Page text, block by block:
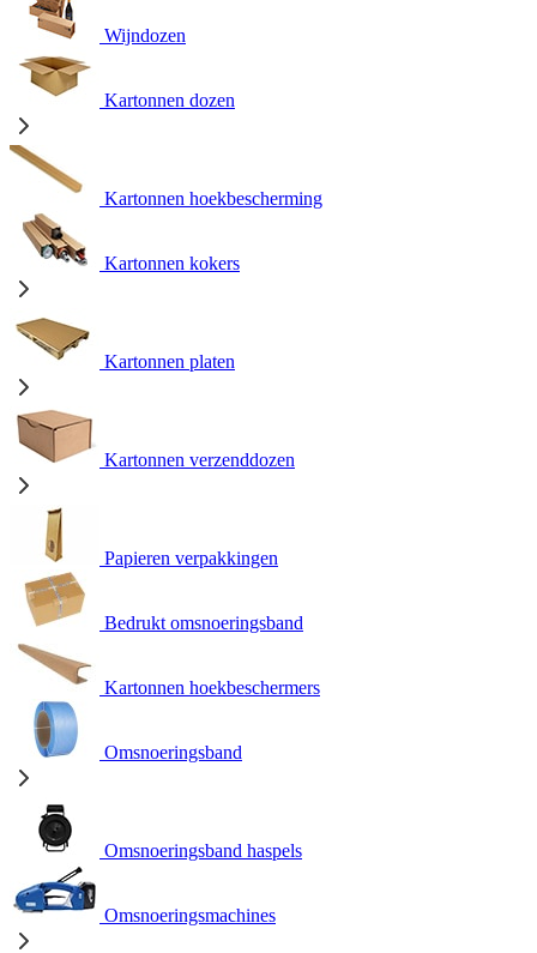
Wijndozen
Kartonnen dozen
Kartonnen hoekbescherming
Kartonnen kokers
Kartonnen platen
Kartonnen verzenddozen
Papieren verpakkingen
Bedrukt omsnoeringsband
Kartonnen hoekbeschermers
Omsnoeringsband
Omsnoeringsband haspels
Omsnoeringsmachines